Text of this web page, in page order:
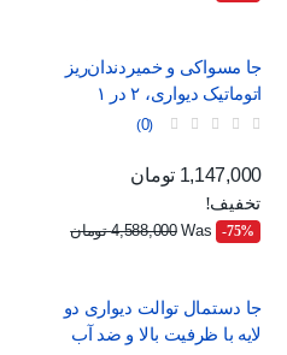
جا مسواکی و خمیردندان‌ریز
اتوماتیک دیواری، ۲ در ۱
0
قیمت عادی
قیمت
1,147,000 تومان
تخفیف!
‎-75%
Was 4,588,000 تومان
جا دستمال توالت دیواری دو
لایه با ظرفیت بالا و ضد آب